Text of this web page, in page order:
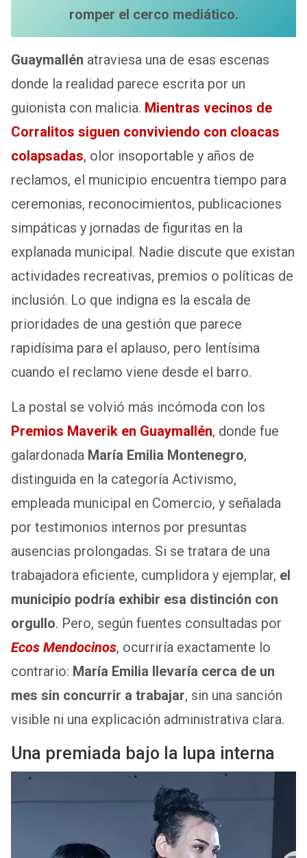
romper el cerco mediático.
Guaymallén atraviesa una de esas escenas
donde la realidad parece escrita por un
guionista con malicia. Mientras vecinos de
Corralitos siguen conviviendo con cloacas
colapsadas, olor insoportable y años de
reclamos, el municipio encuentra tiempo para
ceremonias, reconocimientos, publicaciones
simpáticas y jornadas de figuritas en la
explanada municipal. Nadie discute que existan
actividades recreativas, premios o políticas de
inclusión. Lo que indigna es la escala de
prioridades de una gestión que parece
rapidísima para el aplauso, pero lentísima
cuando el reclamo viene desde el barro.
La postal se volvió más incómoda con los
Premios Maverik en Guaymallén, donde fue
galardonada María Emilia Montenegro,
distinguida en la categoría Activismo,
empleada municipal en Comercio, y señalada
por testimonios internos por presuntas
ausencias prolongadas. Si se tratara de una
trabajadora eficiente, cumplidora y ejemplar, el
municipio podría exhibir esa distinción con
orgullo. Pero, según fuentes consultadas por
Ecos Mendocinos, ocurriría exactamente lo
contrario: María Emilia llevaría cerca de un
mes sin concurrir a trabajar, sin una sanción
visible ni una explicación administrativa clara.
Una premiada bajo la lupa interna